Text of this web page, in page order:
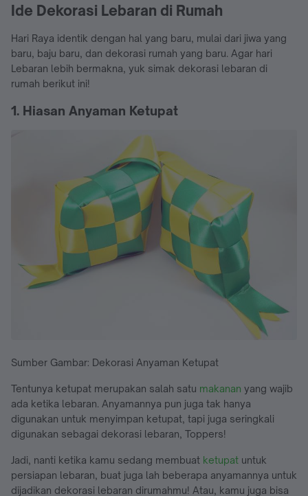
Ide Dekorasi Lebaran di Rumah
Hari Raya identik dengan hal yang baru, mulai dari jiwa yang
baru, baju baru, dan dekorasi rumah yang baru. Agar hari
Lebaran lebih bermakna, yuk simak dekorasi lebaran di
rumah berikut ini!
1. Hiasan Anyaman Ketupat
Sumber Gambar: Dekorasi Anyaman Ketupat
Tentunya ketupat merupakan salah satu makanan yang wajib
ada ketika lebaran. Anyamannya pun juga tak hanya
digunakan untuk menyimpan ketupat, tapi juga seringkali
digunakan sebagai dekorasi lebaran, Toppers!
Jadi, nanti ketika kamu sedang membuat ketupat untuk
persiapan lebaran, buat juga lah beberapa anyamannya untuk
dijadikan dekorasi lebaran dirumahmu! Atau, kamu juga bisa